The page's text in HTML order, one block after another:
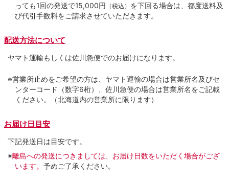
っても1回の発送で15,000円 （税込） を下回る場合は、都度送料及
び代引手数料をご請求させていただきます。
配送方法について
ヤマト運輸もしくは佐川急便でのお届けになります。
※営業所止めをご希望の方は、ヤマト運輸の場合は営業所名及びセ
ンターコード（数字6桁）、佐川急便の場合は営業所名をご記載
ください。（北海道内の営業所に限ります）
お届け日目安
下記発送日は目安です。
※離島への発送につきましては、お届け日数をいただく場合がござ
います。 予めご了承ください。